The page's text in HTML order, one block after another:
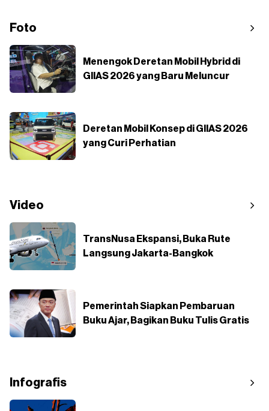
Foto
Menengok Deretan Mobil Hybrid di
GIIAS 2026 yang Baru Meluncur
Deretan Mobil Konsep di GIIAS 2026
yang Curi Perhatian
Video
TransNusa Ekspansi, Buka Rute
Langsung Jakarta-Bangkok
Pemerintah Siapkan Pembaruan
Buku Ajar, Bagikan Buku Tulis Gratis
Infografis